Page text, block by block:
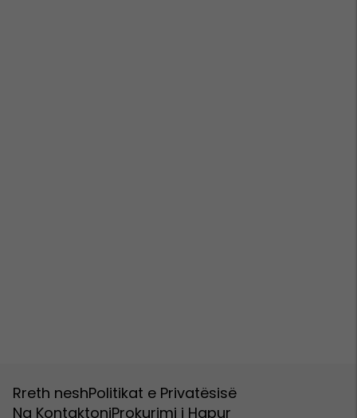
Rreth neshPolitikat e Privatësisë
Na KontaktoniProkurimi i Hapur